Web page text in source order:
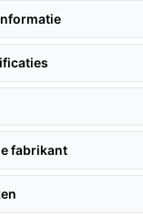
fabrikant